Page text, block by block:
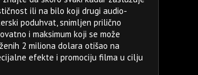
ili na bilo koji drugi audio-
poduhvat, snimljen prilično
i maksimum koji se može
2 miliona dolara otišao na
efekte i promociju filma u cilju